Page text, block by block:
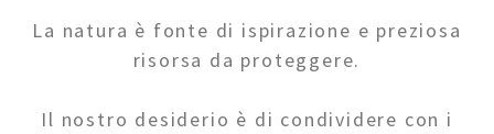
RICHIEDI ADESSO
La natura è fonte di ispirazione e preziosa
risorsa da proteggere.
Il nostro desiderio è di condividere con i